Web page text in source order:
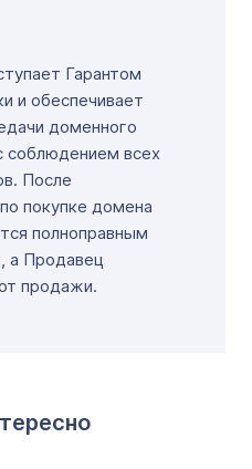
Гарантом
и обеспечивает
доменного
соблюдением всех
После
покупке домена
полноправным
а Продавец
продажи.